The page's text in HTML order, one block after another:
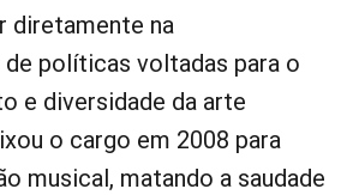
diretamente na
políticas voltadas para o
e diversidade da arte
o cargo em 2008 para
musical, matando a saudade